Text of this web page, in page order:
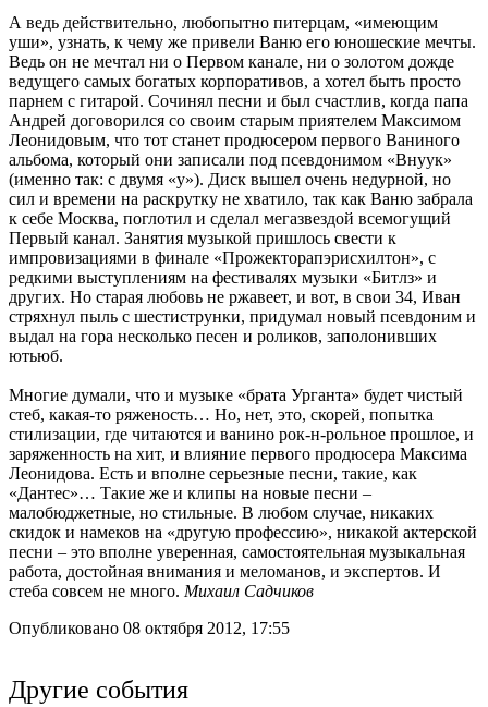
А ведь действительно, любопытно питерцам, «имеющим
уши», узнать, к чему же привели Ваню его юношеские мечты.
Ведь он не мечтал ни о Первом канале, ни о золотом дожде
ведущего самых богатых корпоративов, а хотел быть просто
парнем с гитарой. Сочинял песни и был счастлив, когда папа
Андрей договорился со своим старым приятелем Максимом
Леонидовым, что тот станет продюсером первого Ваниного
альбома, который они записали под псевдонимом «Внуук»
(именно так: с двумя «у»). Диск вышел очень недурной, но
сил и времени на раскрутку не хватило, так как Ваню забрала
к себе Москва, поглотил и сделал мегазвездой всемогущий
Первый канал. Занятия музыкой пришлось свести к
импровизациями в финале «Прожекторапэрисхилтон», с
редкими выступлениям на фестивалях музыки «Битлз» и
других. Но старая любовь не ржавеет, и вот, в свои 34, Иван
стряхнул пыль с шестиструнки, придумал новый псевдоним и
выдал на гора несколько песен и роликов, заполонивших
ютьюб.
Многие думали, что и музыке «брата Урганта» будет чистый
стеб, какая-то ряженость… Но, нет, это, скорей, попытка
стилизации, где читаются и ванино рок-н-рольное прошлое, и
заряженность на хит, и влияние первого продюсера Максима
Леонидова. Есть и вполне серьезные песни, такие, как
«Дантес»… Такие же и клипы на новые песни –
малобюджетные, но стильные. В любом случае, никаких
скидок и намеков на «другую профессию», никакой актерской
песни – это вполне уверенная, самостоятельная музыкальная
работа, достойная внимания и меломанов, и экспертов. И
стеба совсем не много. Михаил Садчиков
Опубликовано 08 октября 2012, 17:55
Другие события